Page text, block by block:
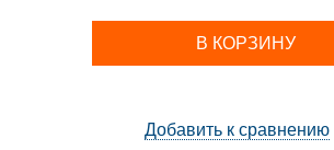
В КОРЗИНУ
Добавить к сравнению